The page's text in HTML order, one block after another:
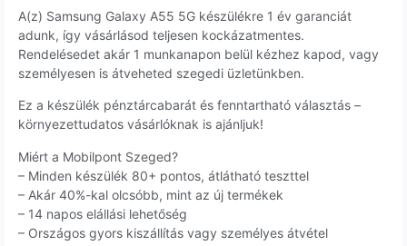
A(z) Samsung Galaxy A55 5G készülékre 1 év garanciát
adunk, így vásárlásod teljesen kockázatmentes.
Rendelésedet akár 1 munkanapon belül kézhez kapod, vagy
személyesen is átveheted szegedi üzletünkben.
Ez a készülék pénztárcabarát és fenntartható választás –
környezettudatos vásárlóknak is ajánljuk!
Miért a Mobilpont Szeged?
– Minden készülék 80+ pontos, átlátható teszttel
– Akár 40%-kal olcsóbb, mint az új termékek
– 14 napos elállási lehetőség
– Országos gyors kiszállítás vagy személyes átvétel